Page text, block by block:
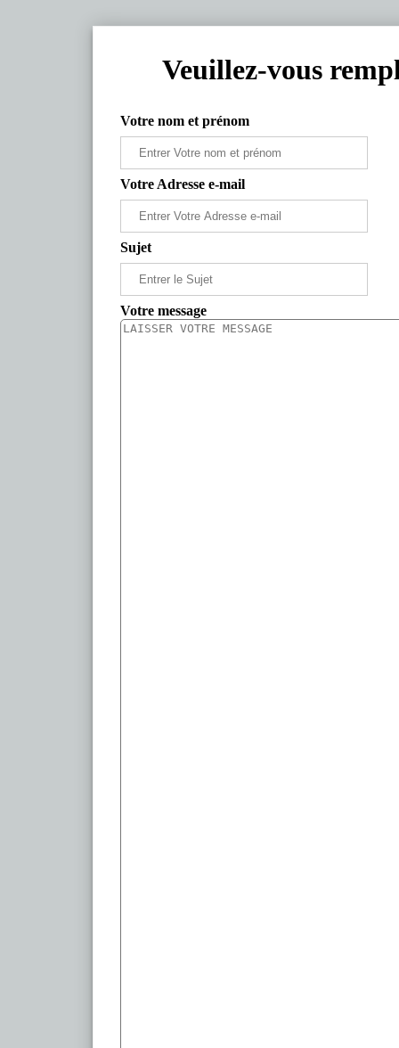
Veuillez-vous
Votre nom et prénom
Votre Adresse e-mail
Sujet
Votre message